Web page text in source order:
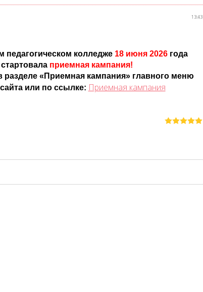
13:43
педагогическом колледже 18 июня 2026 года
стартовала приемная кампания!
разделе «Приемная кампания» главного меню
или по ссылке: Приемная кампания